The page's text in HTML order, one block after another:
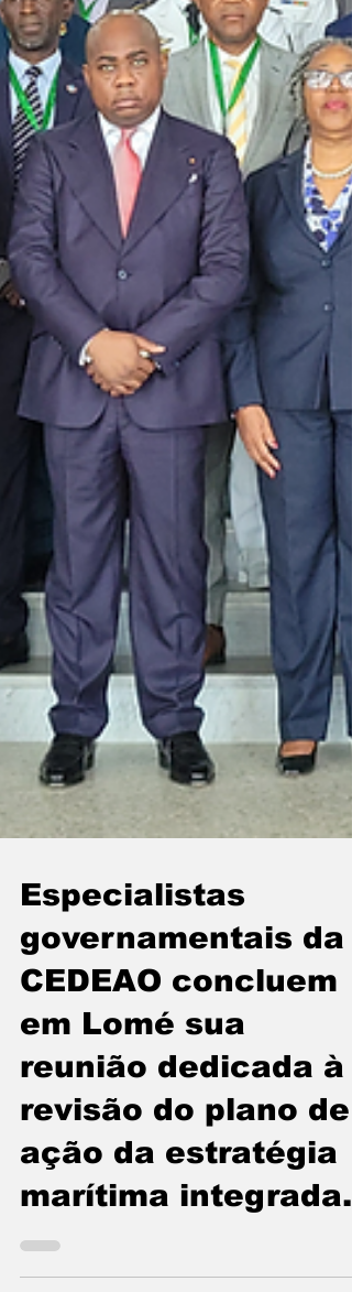
Especialistas
governamentais da
CEDEAO concluem
em Lomé sua
reunião dedicada à
revisão do plano de
ação da estratégia
marítima integrada.